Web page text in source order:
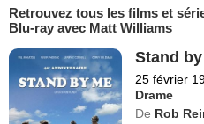
Retrouvez tous les films et
Blu-ray avec Matt Williams
Stand
25 février
Drame
De Rob